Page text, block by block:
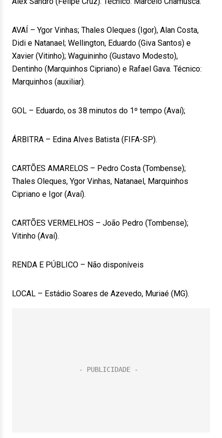
AVAÍ – Ygor Vinhas; Thales Oleques (Igor), Alan Costa,
Didi e Natanael; Wellington, Eduardo (Giva Santos) e
Xavier (Vitinho); Waguininho (Gustavo Modesto),
Dentinho (Marquinhos Cipriano) e Rafael Gava. Técnico:
Marquinhos (auxiliar).
GOL – Eduardo, os 38 minutos do 1º tempo (Avaí);
ÁRBITRA – Edina Alves Batista (FIFA-SP).
CARTÕES AMARELOS – Pedro Costa (Tombense);
Thales Oleques, Ygor Vinhas, Natanael, Marquinhos
Cipriano e Igor (Avaí).
CARTÕES VERMELHOS – João Pedro (Tombense);
Vitinho (Avaí).
RENDA E PÚBLICO – Não disponíveis
LOCAL – Estádio Soares de Azevedo, Muriaé (MG).